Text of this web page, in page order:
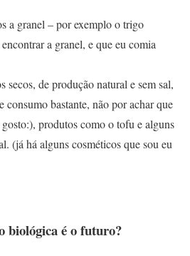
a granel – por exemplo o trigo
a granel, e que eu comia
secos, de produção natural e sem sal,
consumo bastante, não por achar que
produtos como o tofu e alguns
(já há alguns cosméticos que sou eu
biológica é o futuro?